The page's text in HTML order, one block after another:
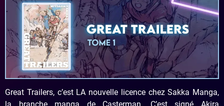
Great Trailers, c’est LA nouvelle licence chez Sakka Manga,
la branche manga de Casterman. C’est signé Akira